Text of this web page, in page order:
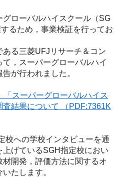
ローバルハイスクール（SG
るため，事業検証を行ってお
る三菱UFJリサーチ＆コン
，スーパーグローバルハイ
が行われました。
スーパーグローバルハイス
結果について （PDF:7361K
への学校インタビューを通
げているSGH指定校におい
開発，評価方法に関するオ
たします。